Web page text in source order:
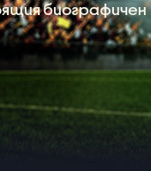
биографичен